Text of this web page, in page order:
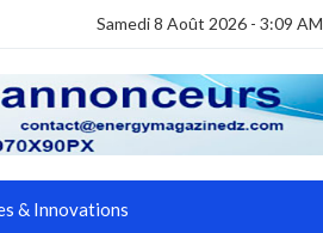
Samedi 8 Août 2026 - 3:09 AM
& Innovations